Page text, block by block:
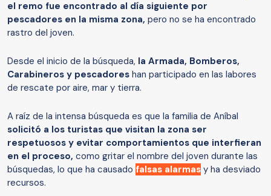
el remo fue encontrado al día siguiente por
pescadores en la misma zona, pero no se ha encontrado
rastro del joven.
Desde el inicio de la búsqueda, la Armada, Bomberos,
Carabineros y pescadores han participado en las labores
de rescate por aire, mar y tierra.
A raíz de la intensa búsqueda es que la familia de Aníbal
solicitó a los turistas que visitan la zona ser
respetuosos y evitar comportamientos que interfieran
en el proceso, como gritar el nombre del joven durante las
búsquedas, lo que ha causado falsas alarmas y ha desviado
recursos.